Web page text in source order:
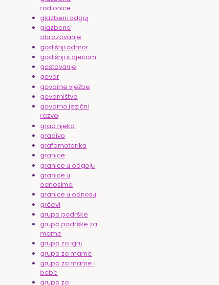
radionice
glazbeni odgoj
glazbeno
obrazovanje
godišnji odmor
godišnji s djecom
gostovanje
govor
govorne vježbe
govorništvo
govorno jezični
razvoj
grad rijeka
gradivo
grafomotorika
granice
granice u odgoju
granice u
odnosima
granice u odnosu
grčevi
grupa podrške
grupa podrške za
mame
grupa za igru
grupa za mame
grupa za mame i
bebe
grupa za